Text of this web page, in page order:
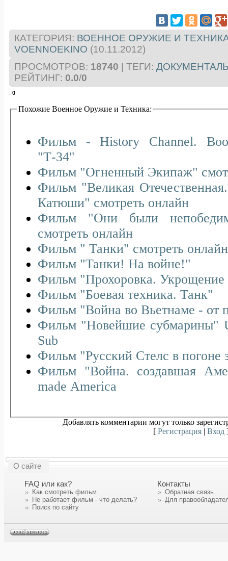
КАТЕГОРИЯ: ВОЕННОЕ ОРУЖИЕ И
VOENNOEKINO (10.11.2012)
ПРОСМОТРОВ: 18740 ТЕГИ:
РЕЙТИНГ: 0.0/0
: 0
Похожие Военное Оружие и Техника:
Фильм - History Channel.
"Т-34"
Фильм
Фильм "Великая
Катюши" смотреть онлайн
Фильм "Они были непобедимы. Советские танки"
смотреть онлайн
Фильм " Танки" смотреть онлайн
Фильм "Танки! На войне!"
Фильм "Прохоровка. Укрощение
Фильм "Боевая техника. Танк"
Фильм "Война во Вьетнаме - от
Фильм "Новейшие субмарины"
Sub
Фильм "Русский Стелс в погоне
Фильм "Война. создавшая
made America
Добавлять комментарии могут только
[ Регистрация| Вход
О сайте
FAQ или как?
Как смотреть фильм
Не работает фильм - что делать?
Поиск по сайту
Контакты
Обратная связь
Для